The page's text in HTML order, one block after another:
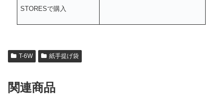
STORESで購入
T-6W 紙手提げ袋
関連商品